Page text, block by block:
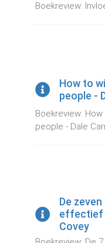
Boekreview:
How to
people -
Boekreview:
people - Dale
De
effectief
Covey